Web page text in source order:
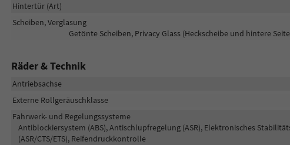
Hintertür (Art)
Scheiben, Verglasung
Getönte Scheiben, Privacy Glass (Heckscheibe und hintere
Räder & Technik
Antriebsachse
Externe Rollgeräuschklasse
Fahrwerk- und Regelungssysteme
Antiblockiersystem (ABS), Antischlupfregelung (ASR), Elektronisches
(ASR/CTS/ETS), Reifendruckkontrolle